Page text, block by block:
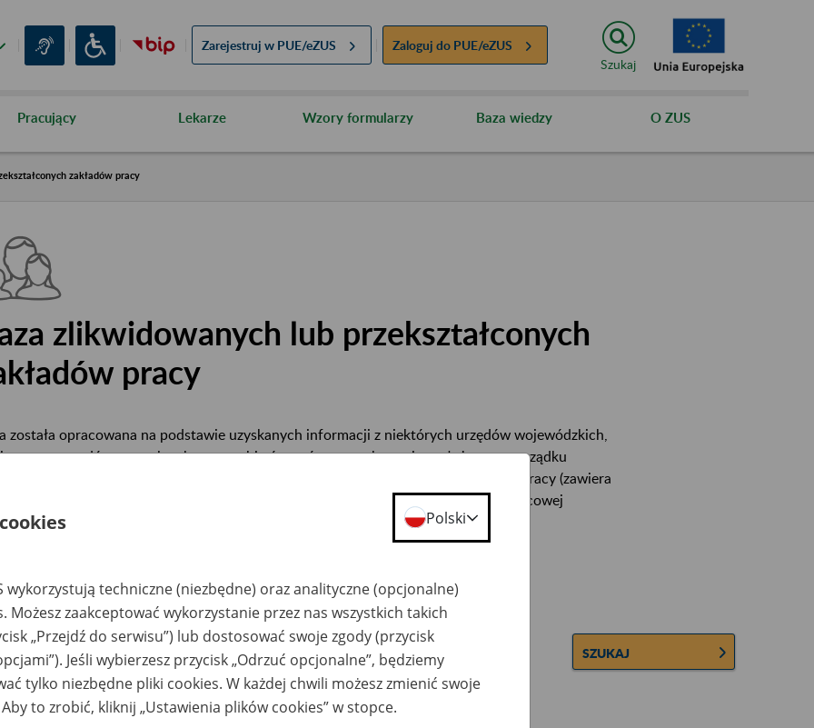
Zarejestruj w PUE/eZUS Zaloguj do PUE/eZUS
Szukaj
Pracujący Lekarze Wzory formularzy Baza wiedzy O ZUS
zakładów pracy
zlikwidowanych lub przekształconych
pracy
została opracowana na podstawie uzyskanych informacji z niektórych urzędów wojewódzkich,
urzędów centralnych oraz archiwów państwowych, zawiera ułożone w porządku
informacje na temat zlikwidowanych bądź przekształconych zakładów pracy (zawiera
informacje o miejscu przechowywania dokumentacji osobowej lub osobowej i płacowej
tych zakładów).
można przesyłać poprzez formularz umieszczony poniżej.
zakładu pracy: SZUKAJ
uwagi można przesyłać poprzezformularz
Polski
wykorzystują techniczne (niezbędne) oraz analityczne (opcjonalne)
Możesz zaakceptować wykorzystanie przez nas wszystkich takich
„Przejdź do serwisu”) lub dostosować swoje zgody (przycisk
Jeśli wybierzesz przycisk „Odrzuć opcjonalne”, będziemy
tylko niezbędne pliki cookies. W każdej chwili możesz zmienić swoje
to zrobić, kliknij „Ustawienia plików cookies” w stopce.